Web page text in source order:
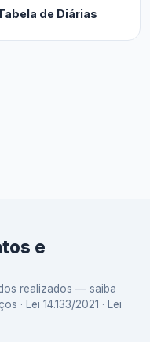
de Diárias
e
realizados — saiba
· Lei 14.133/2021 · Lei